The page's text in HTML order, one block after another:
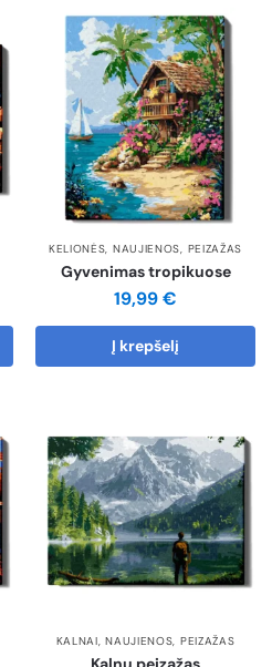
KELIONĖS, NAUJIENOS, PEIZAŽAS
Gyvenimas tropikuose
19,99€
Į krepšelį
KALNAI,NAUJIENOS, PEIZAŽAS